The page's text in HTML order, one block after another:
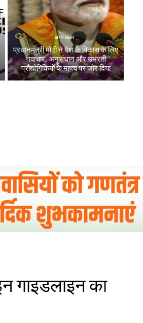
अन्य खबर
प्रधानमंत्री मोदी ने देश के विकास के लिए
नवाचार, अनुसंधान और उभरती
प्रौद्योगिकियों के महत्व पर जोर दिया